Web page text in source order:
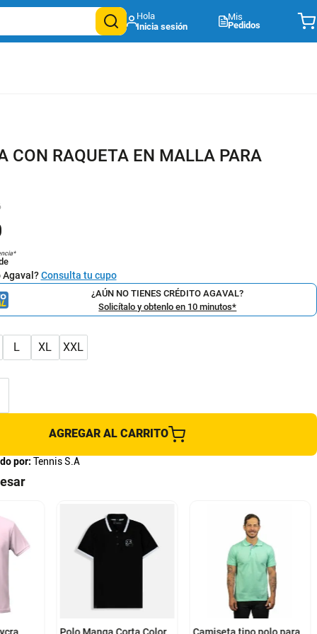
Mis
Pedidos
CON RAQUETA EN MALLA PARA
Agaval?Consulta tu cupo
¿AÚN NO TIENES CRÉDITO AGAVAL?
Solicítalo y obtenlo en 10 minutos*
L XL XXL
AGREGAR AL CARRITO
por: Tennis S.A